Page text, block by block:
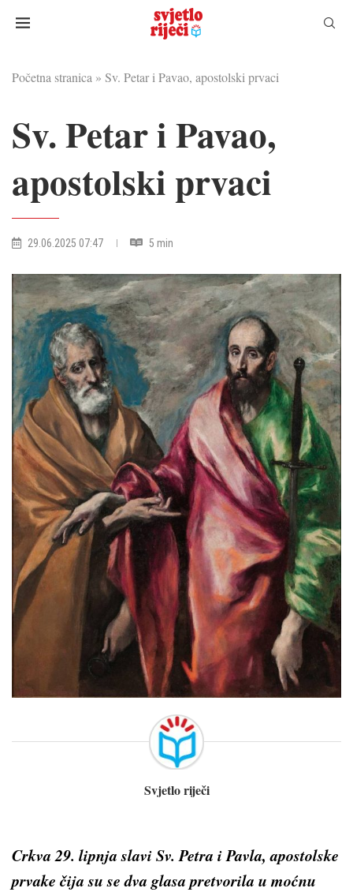
Početna stranica » Sv. Petar i Pavao, apostolski prvaci
Sv. Petar i Pavao,
apostolski prvaci
29.06.2025 07:47 5 min
Svjetlo riječi
Crkva 29. lipnja slavi Sv. Petra i Pavla, apostolske
prvake čija su se dva glasa pretvorila u moćnu